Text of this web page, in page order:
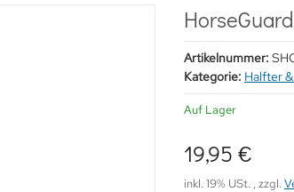
Artikelnummer:
Kategorie: Halfter
Auf Lager
19,95 €
inkl. 19% USt. , zzgl.